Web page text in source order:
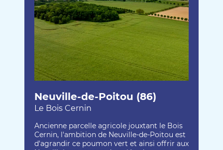
Neuville-de-Poitou (86)
Le Bois Cernin
Ancienne parcelle agricole jouxtant le Bois
Cernin, l'ambition de Neuville-de-Poitou est
d'agrandir ce poumon vert et ainsi offrir aux